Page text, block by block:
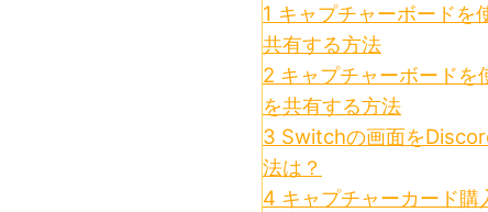
1 キャプチャーボード
共有する方法
2 キャプチャーボード
を共有する方法
3 Switchの画面を
法は？
4 キャプチャーカード